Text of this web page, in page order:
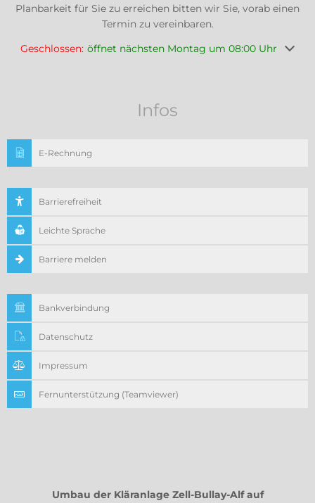
Planbarkeit für Sie zu erreichen bitten wir Sie, vorab einen
Termin zu vereinbaren.
Klicken, um weitere Öffnungs- oder Schließzeiten
Geschlossen: öffnet nächsten Montag um 08:00 Uhr
Infos
E-Rechnung
Barrierefreiheit
Leichte Sprache
Barriere melden
Bankverbindung
Datenschutz
Impressum
Fernunterstützung (Teamviewer)
Umbau der Kläranlage Zell-Bullay-Alf auf